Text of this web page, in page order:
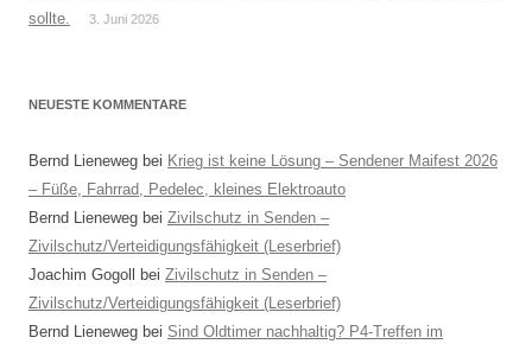
sollte.
3. Juni 2026
NEUESTE KOMMENTARE
Bernd Lieneweg bei Krieg ist keine Lösung – Sendener Maifest 2026
– Füße, Fahrrad, Pedelec, kleines Elektroauto
Bernd Lieneweg bei Zivilschutz in Senden –
Zivilschutz/Verteidigungsfähigkeit (Leserbrief)
Joachim Gogoll bei Zivilschutz in Senden –
Zivilschutz/Verteidigungsfähigkeit (Leserbrief)
Bernd Lieneweg bei Sind Oldtimer nachhaltig? P4-Treffen im